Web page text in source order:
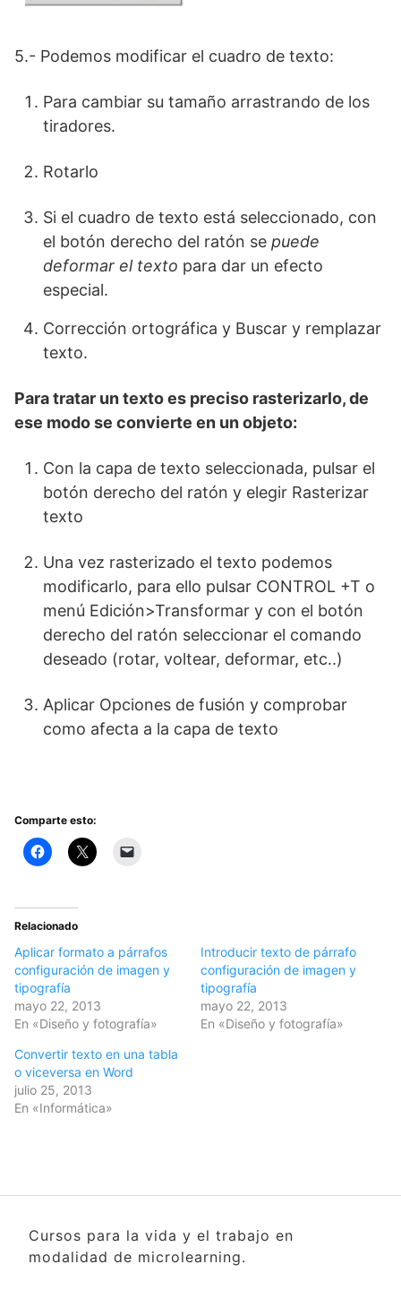
5.- Podemos modificar el cuadro de texto:
Para cambiar su tamaño arrastrando de los
tiradores.
Rotarlo
Si el cuadro de texto está seleccionado, con
el botón derecho del ratón se puede
deformar el texto para dar un efecto
especial.
Corrección ortográfica y Buscar y remplazar
texto.
Para tratar un texto es preciso rasterizarlo, de
ese modo se convierte en un objeto:
Con la capa de texto seleccionada, pulsar el
botón derecho del ratón y elegir Rasterizar
texto
Una vez rasterizado el texto podemos
modificarlo, para ello pulsar CONTROL +T o
menú Edición>Transformar y con el botón
derecho del ratón seleccionar el comando
deseado (rotar, voltear, deformar, etc..)
Aplicar Opciones de fusión y comprobar
como afecta a la capa de texto
Comparte esto:
Relacionado
Aplicar formato a párrafos
configuración de imagen y
tipografía
mayo 22, 2013
En «Diseño y fotografía»
Introducir texto de párrafo
configuración de imagen y
tipografía
mayo 22, 2013
En «Diseño y fotografía»
Convertir texto en una tabla
o viceversa en Word
julio 25, 2013
En «Informática»
Cursos para la vida y el trabajo en
modalidad de microlearning.